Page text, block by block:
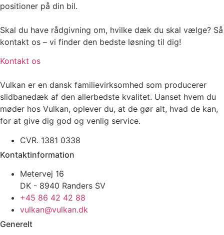
positioner på din bil.
Skal du have rådgivning om, hvilke dæk du skal vælge? Så
kontakt os – vi finder den bedste løsning til dig!
Kontakt os
Vulkan er en dansk familievirksomhed som producerer
slidbanedæk af den allerbedste kvalitet. Uanset hvem du
møder hos Vulkan, oplever du, at de gør alt, hvad de kan,
for at give dig god og venlig service.
CVR. 1381 0338
Kontaktinformation
Metervej 16
DK - 8940 Randers SV
+45 86 42 42 88
vulkan@vulkan.dk
Generelt